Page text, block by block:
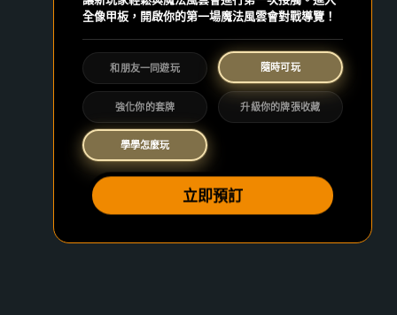
全像甲板，開啟你的第一場魔法風雲會對戰導覽！
和朋友一同遊玩 隨時可玩
強化你的套牌 升級你的牌張收藏
學學怎麼玩
立即預訂